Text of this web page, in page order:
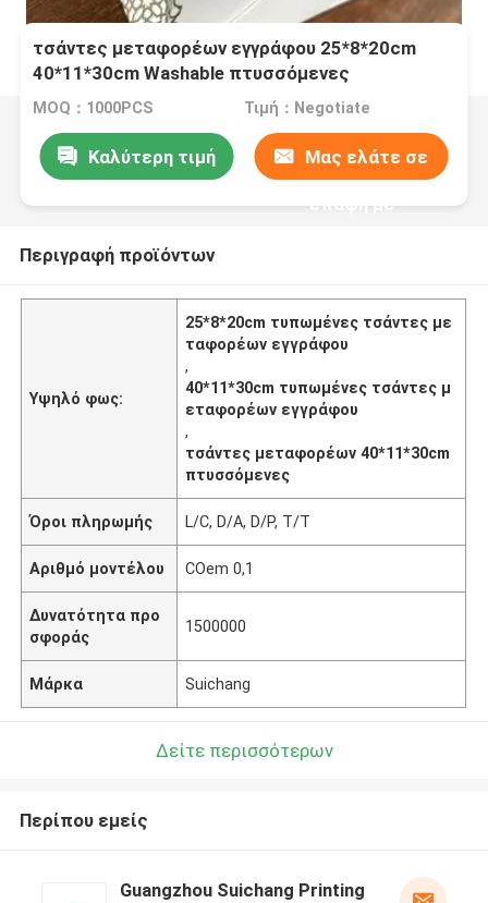
τσάντες μεταφορέων εγγράφου 25*8*20cm
40*11*30cm Washable πτυσσόμενες
τυπωμένες
MOQ：1000PCS Τιμή：Negotiate
Καλύτερη τιμή Μας ελάτε σε
επαφή με
Περιγραφή προϊόντων
Υψηλό φως:
25*8*20cm τυπωμένες τσάντες με
ταφορέων εγγράφου
,
40*11*30cm τυπωμένες τσάντες μ
εταφορέων εγγράφου
,
τσάντες μεταφορέων 40*11*30cm
πτυσσόμενες
Όροι πληρωμής L/C, D/A, D/P, T/T
Αριθμό μοντέλου COem 0,1
Δυνατότητα προ
σφοράς
1500000
Μάρκα Suichang
Δείτε περισσότερων
Περίπου εμείς
Guangzhou Suichang Printing